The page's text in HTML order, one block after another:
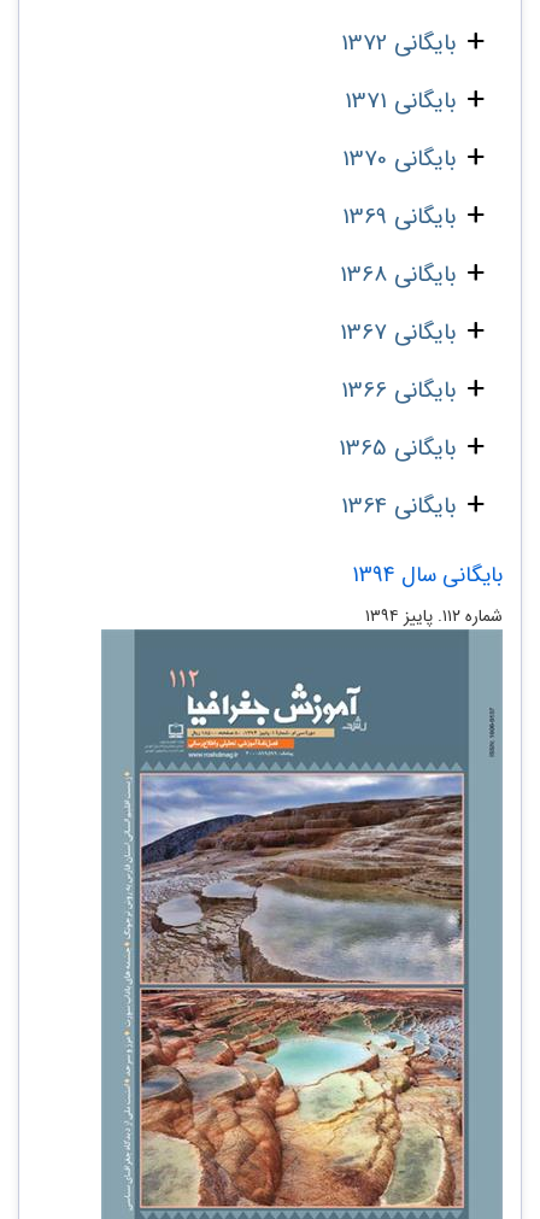
بایگانی 1372
بایگانی 1371
بایگانی 1370
بایگانی 1369
بایگانی 1368
بایگانی 1367
بایگانی 1366
بایگانی 1365
بایگانی 1364
بایگانی سال 1394
شماره ۱۱۲. پاییز ۱۳۹۴